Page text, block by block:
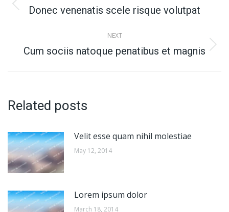
navigation
Previous
Donec venenatis scele risque volutpat
NEXT
Next
Cum sociis natoque penatibus et magnis
Related posts
Velit esse quam nihil molestiae
May 12, 2014
Lorem ipsum dolor
March 18, 2014